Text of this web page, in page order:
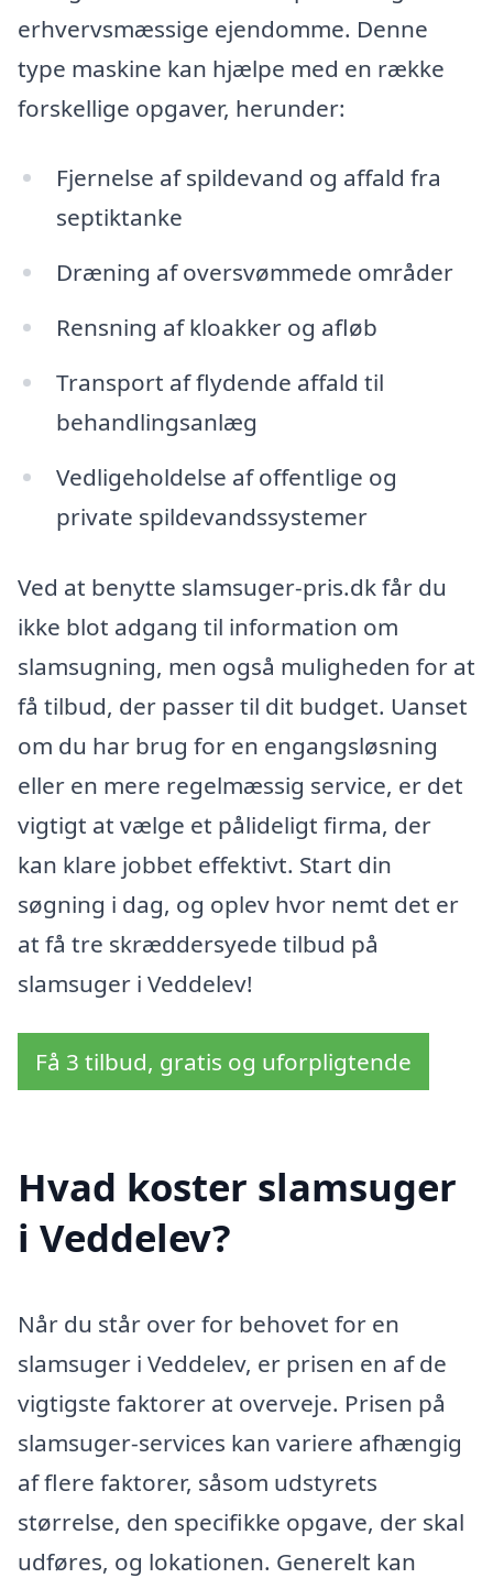
erhvervsmæssige ejendomme. Denne
type maskine kan hjælpe med en række
forskellige opgaver, herunder:
Fjernelse af spildevand og affald fra
septiktanke
Dræning af oversvømmede områder
Rensning af kloakker og afløb
Transport af flydende affald til
behandlingsanlæg
Vedligeholdelse af offentlige og
private spildevandssystemer
Ved at benytte slamsuger-pris.dk får du
ikke blot adgang til information om
slamsugning, men også muligheden for at
få tilbud, der passer til dit budget. Uanset
om du har brug for en engangsløsning
eller en mere regelmæssig service, er det
vigtigt at vælge et pålideligt firma, der
kan klare jobbet effektivt. Start din
søgning i dag, og oplev hvor nemt det er
at få tre skræddersyede tilbud på
slamsuger i Veddelev!
Få 3 tilbud, gratis og uforpligtende
Hvad koster slamsuger
i Veddelev?
Når du står over for behovet for en
slamsuger i Veddelev, er prisen en af de
vigtigste faktorer at overveje. Prisen på
slamsuger-services kan variere afhængig
af flere faktorer, såsom udstyrets
størrelse, den specifikke opgave, der skal
udføres, og lokationen. Generelt kan